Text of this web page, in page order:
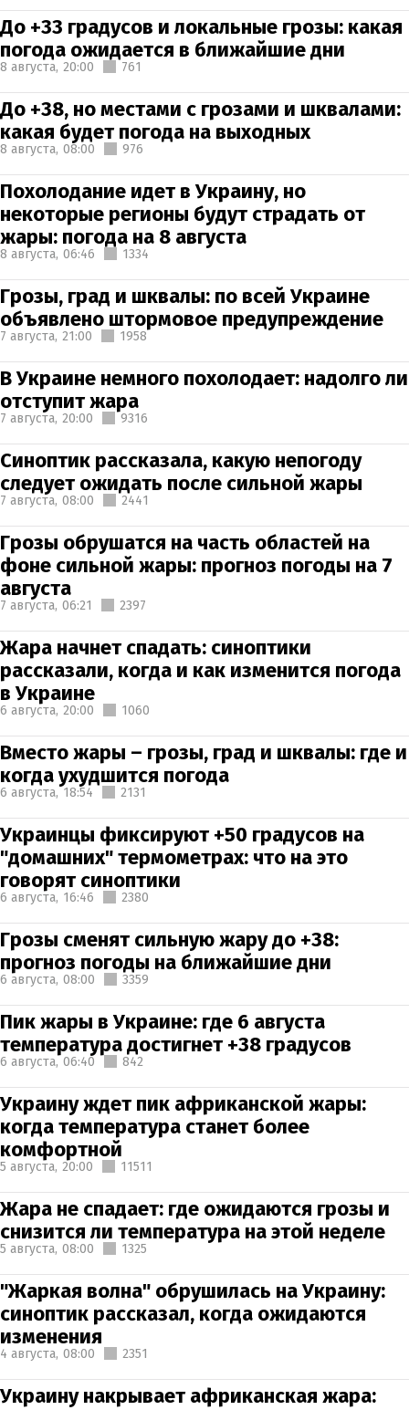
До +33 градусов и локальные грозы: какая
погода ожидается в ближайшие дни
8 августа, 20:00 761
До +38, но местами с грозами и шквалами:
какая будет погода на выходных
8 августа, 08:00 976
Похолодание идет в Украину, но
некоторые регионы будут страдать от
жары: погода на 8 августа
8 августа, 06:46 1334
Грозы, град и шквалы: по всей Украине
объявлено штормовое предупреждение
7 августа, 21:00 1958
В Украине немного похолодает: надолго ли
отступит жара
7 августа, 20:00 9316
Синоптик рассказала, какую непогоду
следует ожидать после сильной жары
7 августа, 08:00 2441
Грозы обрушатся на часть областей на
фоне сильной жары: прогноз погоды на 7
августа
7 августа, 06:21 2397
Жара начнет спадать: синоптики
рассказали, когда и как изменится погода
в Украине
6 августа, 20:00 1060
Вместо жары – грозы, град и шквалы: где и
когда ухудшится погода
6 августа, 18:54 2131
Украинцы фиксируют +50 градусов на
"домашних" термометрах: что на это
говорят синоптики
6 августа, 16:46 2380
Грозы сменят сильную жару до +38:
прогноз погоды на ближайшие дни
6 августа, 08:00 3359
Пик жары в Украине: где 6 августа
температура достигнет +38 градусов
6 августа, 06:40 842
Украину ждет пик африканской жары:
когда температура станет более
комфортной
5 августа, 20:00 11511
Жара не спадает: где ожидаются грозы и
снизится ли температура на этой неделе
5 августа, 08:00 1325
"Жаркая волна" обрушилась на Украину:
синоптик рассказал, когда ожидаются
изменения
4 августа, 08:00 2351
Украину накрывает африканская жара: